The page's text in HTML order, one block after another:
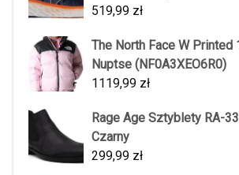
519,99 zł
The North Face W Printed
Nuptse (NF0A3XEO6R0)
1119,99 zł
Rage Age Sztyblety RA-
Czarny
299,99 zł